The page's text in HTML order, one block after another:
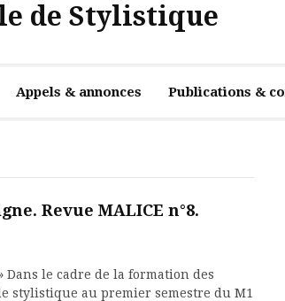
de Stylistique
Appels & annonces Publications &
Revue MALICE n°8.
le cadre de la formation des
stylistique au premier semestre du M1